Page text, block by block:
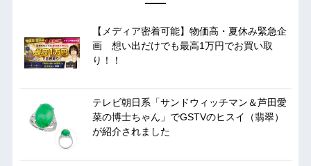
【メディア密着可能】物価高・夏休み緊急企
画 想い出だけでも最高1万円でお買い取
り！！
テレビ朝日系「サンドウィッチマン＆芦田愛
菜の博士ちゃん」でGSTVのヒスイ（翡翠）
が紹介されました